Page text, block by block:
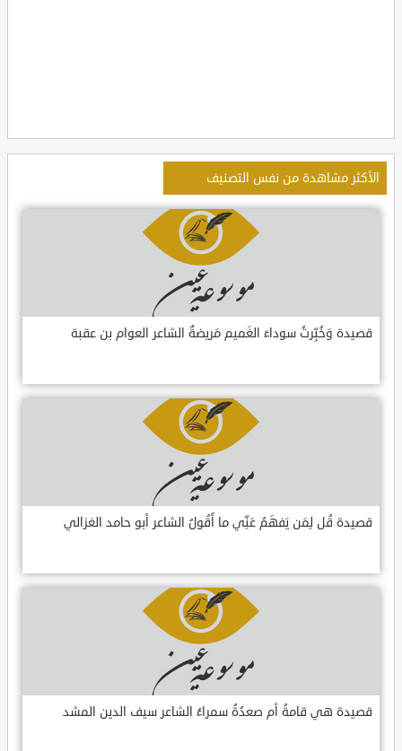
الأكثر مشاهدة من نفس التصنيف
قصيدة وَخُبِّرتُ سوداءَ الغَميم مَريضةٌ الشاعر العوام بن عقبة
قصيدة قُل لِمَن يَفهَمُ عَنِّي ما أَقُولُ الشاعر أبو حامد الغزالي
قصيدة هي قامةُ أم صعدُةُ سمراءُ الشاعر سيف الدين المشد